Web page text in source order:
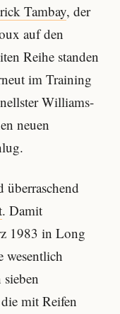
Tambay, der
auf den
Reihe standen
im Training
Williams-
neuen
überraschend
. Damit
1983 in Long
wesentlich
mit Reifen